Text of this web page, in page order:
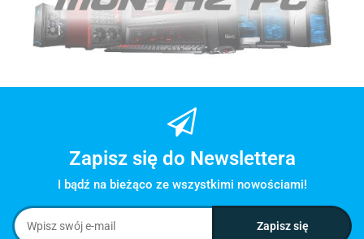
Zapisz się do Newslettera
I bądź na bieżąco ze wszystkimi nowościami!